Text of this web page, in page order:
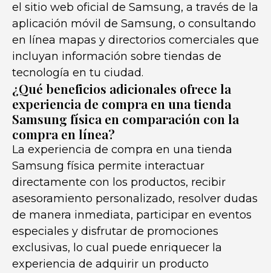
el sitio web oficial de Samsung, a través de la
aplicación móvil de Samsung, o consultando
en línea mapas y directorios comerciales que
incluyan información sobre tiendas de
tecnología en tu ciudad.
¿Qué beneficios adicionales ofrece la
experiencia de compra en una tienda
Samsung física en comparación con la
compra en línea?
La experiencia de compra en una tienda
Samsung física permite interactuar
directamente con los productos, recibir
asesoramiento personalizado, resolver dudas
de manera inmediata, participar en eventos
especiales y disfrutar de promociones
exclusivas, lo cual puede enriquecer la
experiencia de adquirir un producto